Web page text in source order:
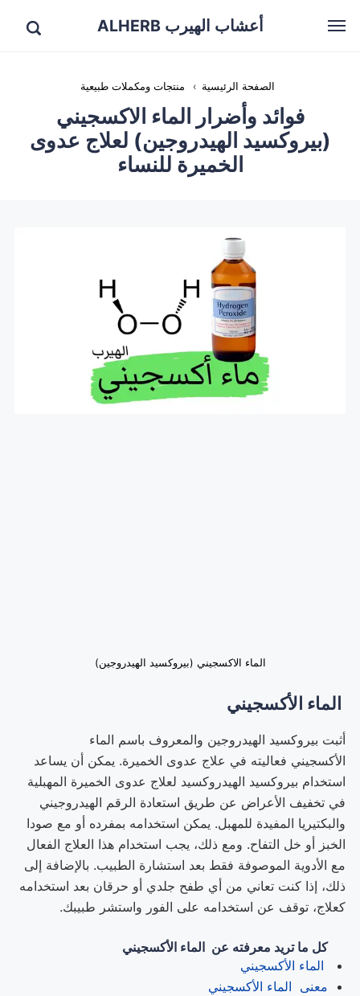
أعشاب الهيرب ALHERB
الصفحة الرئيسية › منتجات ومكملات طبيعية
فوائد وأضرار الماء الاكسجيني
(بيروكسيد الهيدروجين) لعلاج عدوى
الخميرة للنساء
الماء الاكسجيني (بيروكسيد الهيدروجين)
الماء الأكسجيني
أثبت بيروكسيد الهيدروجين والمعروف باسم الماء
الأكسجيني فعاليته في علاج عدوى الخميرة. يمكن أن يساعد
استخدام بيروكسيد الهيدروكسيد لعلاج عدوى الخميرة المهبلية
في تخفيف الأعراض عن طريق استعادة الرقم الهيدروجيني
والبكتيريا المفيدة للمهبل. يمكن استخدامه بمفرده أو مع صودا
الخبز أو خل التفاح. ومع ذلك، يجب استخدام هذا العلاج الفعال
مع الأدوية الموصوفة فقط بعد استشارة الطبيب. بالإضافة إلى
ذلك، إذا كنت تعاني من أي طفح جلدي أو حرقان بعد استخدامه
كعلاج، توقف عن استخدامه على الفور واستشر طبيبك.
كل ما تريد معرفته عنالماء الأكسجيني
الماء الأكسجيني
معنى الماء الأكسجيني